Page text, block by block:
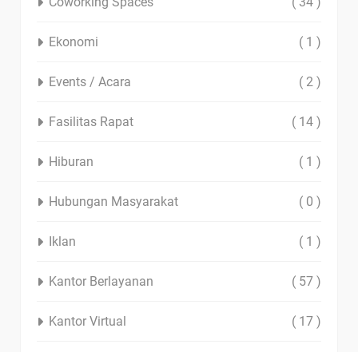
Ekonomi ( 1 )
Events / Acara ( 2 )
Fasilitas Rapat ( 14 )
Hiburan ( 1 )
Hubungan Masyarakat ( 0 )
Iklan ( 1 )
Kantor Berlayanan ( 57 )
Kantor Virtual ( 17 )